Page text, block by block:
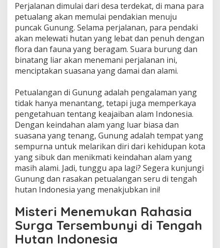
Perjalanan dimulai dari desa terdekat, di mana para
petualang akan memulai pendakian menuju
puncak Gunung. Selama perjalanan, para pendaki
akan melewati hutan yang lebat dan penuh dengan
flora dan fauna yang beragam. Suara burung dan
binatang liar akan menemani perjalanan ini,
menciptakan suasana yang damai dan alami.
Petualangan di Gunung adalah pengalaman yang
tidak hanya menantang, tetapi juga memperkaya
pengetahuan tentang keajaiban alam Indonesia.
Dengan keindahan alam yang luar biasa dan
suasana yang tenang, Gunung adalah tempat yang
sempurna untuk melarikan diri dari kehidupan kota
yang sibuk dan menikmati keindahan alam yang
masih alami. Jadi, tunggu apa lagi? Segera kunjungi
Gunung dan rasakan petualangan seru di tengah
hutan Indonesia yang menakjubkan ini!
Misteri Menemukan Rahasia
Surga Tersembunyi di Tengah
Hutan Indonesia